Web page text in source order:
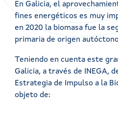
En Galicia, el
fines energéticos es muy
en 2020 la biomasa fue la
primaria de origen
Teniendo en cuenta este
Galicia, a través de INEGA,
Estrategia de Impulso a la
objeto de: